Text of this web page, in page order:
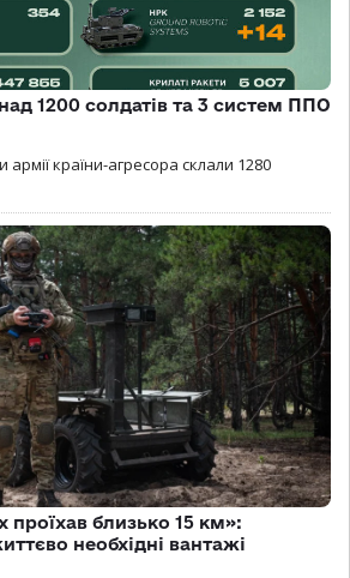
1200 солдатів та 3 систем ППО
країни-агресора склали 1280
проїхав близько 15 км»:
необхідні вантажі